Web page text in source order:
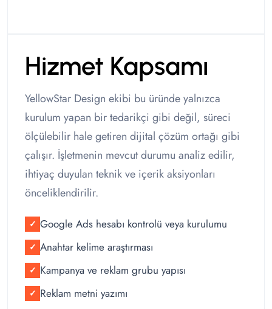
Hizmet Kapsamı
YellowStar Design ekibi bu üründe yalnızca
kurulum yapan bir tedarikçi gibi değil, süreci
ölçülebilir hale getiren dijital çözüm ortağı gibi
çalışır. İşletmenin mevcut durumu analiz edilir,
ihtiyaç duyulan teknik ve içerik aksiyonları
önceliklendirilir.
✓ Google Ads hesabı kontrolü veya kurulumu
✓ Anahtar kelime araştırması
✓ Kampanya ve reklam grubu yapısı
✓ Reklam metni yazımı